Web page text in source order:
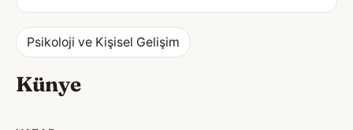
Psikoloji ve Kişisel Gelişim
Künye